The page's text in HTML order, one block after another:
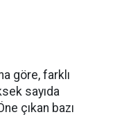
göre, farklı
sayıda
çıkan bazı